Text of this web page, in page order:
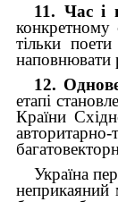
11. Час і
конкретному
тільки
наповнювати
12.
етапі
Країни
Україна
неприкаяний